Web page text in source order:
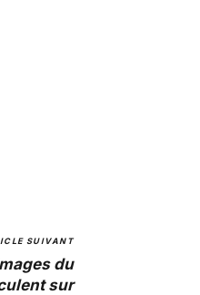
SUIVANT
du
sur